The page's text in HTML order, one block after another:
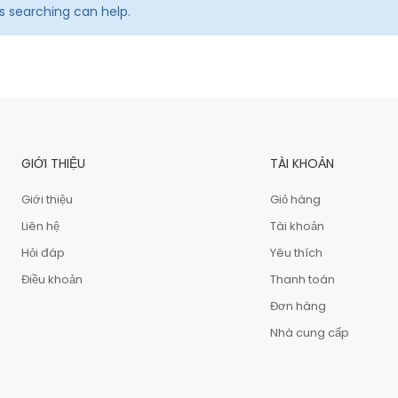
searching can help.
GIỚI THIỆU
Giới thiệu
Liên hệ
Hỏi đáp
Điều khoản
TÀI KHOẢN
Giỏ hàng
Tài khoản
Yêu thích
Thanh toán
Đơn hàng
Nhà cung cấp